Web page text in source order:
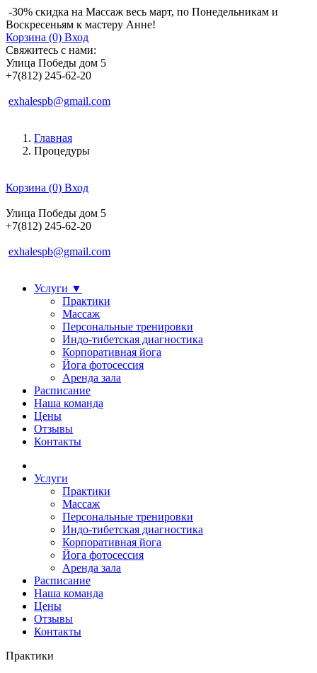
-30% скидка на Массаж весь март, по Понедельникам и
Воскресеньям к мастеру Анне!
Корзина (0) Вход
Свяжитесь с нами:
Улица Победы дом 5
+7(812) 245-62-20
exhalespb@gmail.com
Главная
Процедуры
Корзина (0) Вход
Улица Победы дом 5
+7(812) 245-62-20
exhalespb@gmail.com
Услуги ▼
Практики
Массаж
Персональные тренировки
Индо-тибетская диагностика
Корпоративная йога
Йога фотосессия
Аренда зала
Расписание
Наша команда
Цены
Отзывы
Контакты
Услуги
Практики
Массаж
Персональные тренировки
Индо-тибетская диагностика
Корпоративная йога
Йога фотосессия
Аренда зала
Расписание
Наша команда
Цены
Отзывы
Контакты
Практики